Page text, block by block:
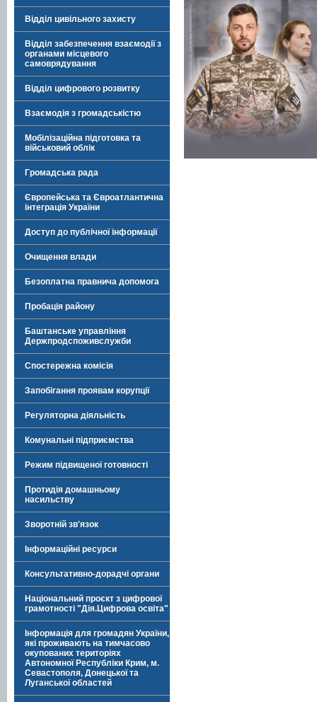
Відділ цивільного захисту
Відділ забезпечення взаємодії з
органами місцевого
самоврядування
Відділ цифрового розвитку
Взаємодія з громадськістю
Мобілізаційна підготовка та
військовий облік
Громадська рада
Європейська та Євроатлантична
інтеграція України
Доступ до публічної інформації
Очищення влади
Безоплатна правнича допомога
Пробація району
Баштанське управління
Держпродспоживслужби
Спостережна комісія
Запобігання проявам корупції
Регуляторна діяльність
Комунальні підприємства
Режим підвищеної готовності
Протидія домашньому
насильству
Зворотній зв'язок
Інформаційні ресурси
Консультативно-дорадчі органи
Національний проєкт з цифрової
грамотності "Дія.Цифрова освіта"
Інформація для громадян України,
які проживають на тимчасово
окупованих територіях
Автономної Республіки Крим, м.
Севастополя, Донецької та
Луганської областей